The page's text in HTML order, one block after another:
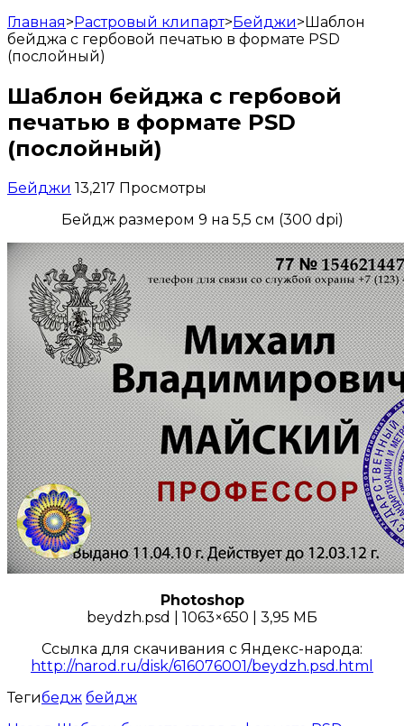
Главная>Растровый клипарт>Бейджи>Шаблон
бейджа с гербовой печатью в формате PSD
(послойный)
Шаблон бейджа с гербовой
печатью в формате PSD
(послойный)
Бейджи 13,217 Просмотры
Бейдж размером 9 на 5,5 см (300 dpi)
Photoshop
beydzh.psd | 1063×650 | 3,95 МБ
Ссылка для скачивания с Яндекс-народа:
http://narod.ru/disk/616076001/beydzh.psd.html
Тегибедж бейдж